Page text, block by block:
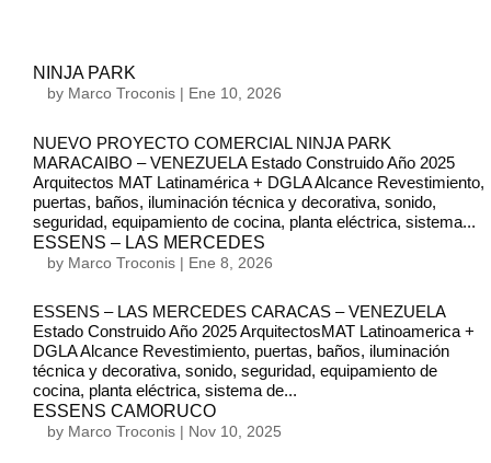
NINJA PARK
by Marco Troconis| Ene 10, 2026
NUEVO PROYECTO COMERCIAL NINJA PARK
MARACAIBO – VENEZUELA Estado Construido Año 2025
Arquitectos MAT Latinamérica + DGLA Alcance Revestimiento,
puertas, baños, iluminación técnica y decorativa, sonido,
seguridad, equipamiento de cocina, planta eléctrica, sistema...
ESSENS – LAS MERCEDES
by Marco Troconis| Ene 8, 2026
ESSENS – LAS MERCEDES CARACAS – VENEZUELA
Estado Construido Año 2025 ArquitectosMAT Latinoamerica +
DGLA Alcance Revestimiento, puertas, baños, iluminación
técnica y decorativa, sonido, seguridad, equipamiento de
cocina, planta eléctrica, sistema de...
ESSENS CAMORUCO
by Marco Troconis| Nov 10, 2025